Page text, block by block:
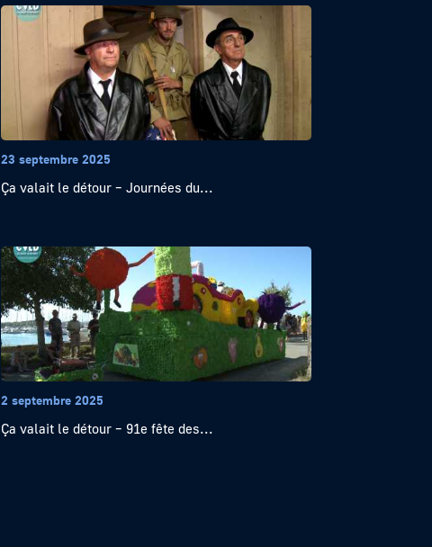
23 septembre 2025
Ça valait le détour – Journées du...
2 septembre 2025
Ça valait le détour – 91e fête des...